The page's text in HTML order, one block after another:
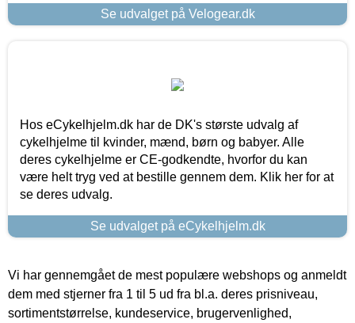
Se udvalget på Velogear.dk
Hos eCykelhjelm.dk har de DK's største udvalg af
cykelhjelme til kvinder, mænd, børn og babyer. Alle
deres cykelhjelme er CE-godkendte, hvorfor du kan
være helt tryg ved at bestille gennem dem. Klik her for at
se deres udvalg.
Se udvalget på eCykelhjelm.dk
Vi har gennemgået de mest populære webshops og anmeldt
dem med stjerner fra 1 til 5 ud fra bl.a. deres prisniveau,
sortimentstørrelse, kundeservice, brugervenlighed,